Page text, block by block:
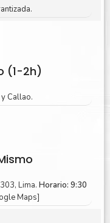
(1-2h)
Callao.
Lima. Horario: 9:30
Maps]